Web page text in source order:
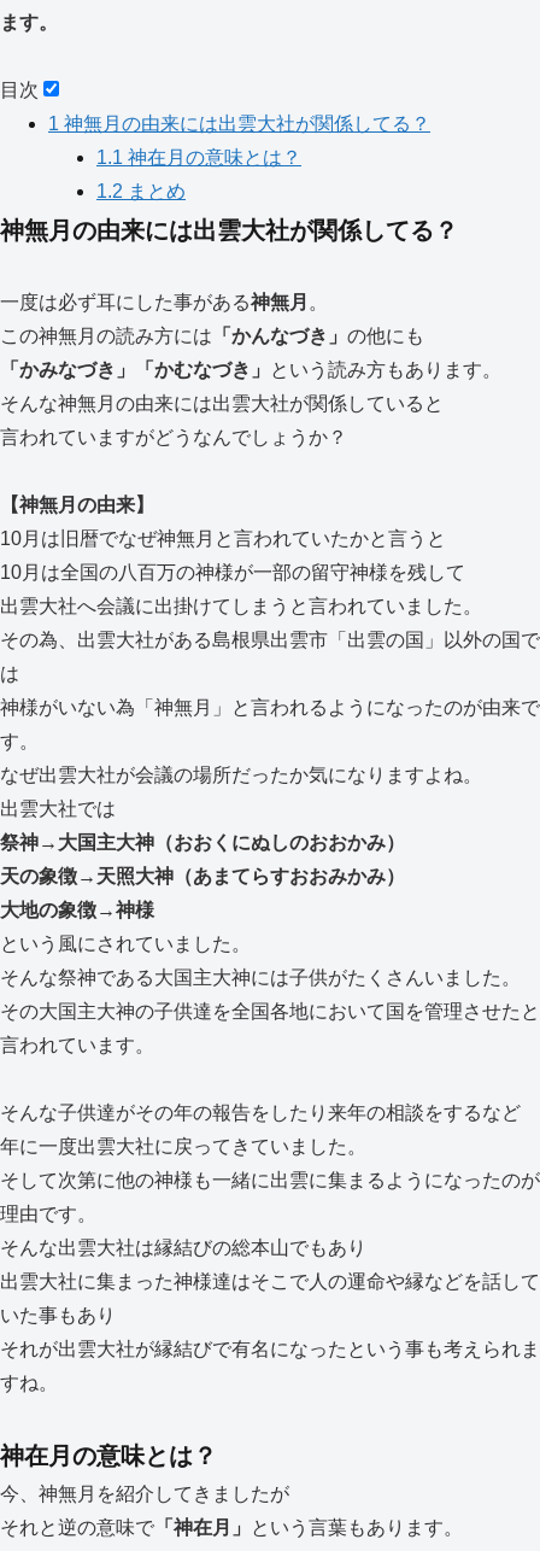
ます。
目次
1 神無月の由来には出雲大社が関係してる？
1.1 神在月の意味とは？
1.2 まとめ
神無月の由来には出雲大社が関係してる？
一度は必ず耳にした事がある神無月 。
この神無月の読み方には 「かんなづき」 の他にも
「かみなづき」「かむなづき」
という読み方もあります。
そんな神無月の由来には出雲大社が関係していると
言われていますがどうなんでしょうか？
【神無月の由来】
10月は旧暦でなぜ神無月と言われていたかと言うと
10月は全国の八百万の神様が一部の留守神様を残して
出雲大社へ会議に出掛けてしまうと言われていました。
その為、出雲大社がある島根県出雲市「出雲の国」以外の国で
は
神様がいない為「神無月」と言われるようになったのが由来で
す。
なぜ出雲大社が会議の場所だったか気になりますよね。
出雲大社では
祭神→大国主大神（おおくにぬしのおおかみ）
天の象徴→天照大神（あまてらすおおみかみ）
大地の象徴→神様
という風にされていました。
そんな祭神である大国主大神には子供がたくさんいました。
その大国主大神の子供達を全国各地において国を管理させたと
言われています。
そんな子供達がその年の報告をしたり来年の相談をするなど
年に一度出雲大社に戻ってきていました。
そして次第に他の神様も一緒に出雲に集まるようになったのが
理由です。
そんな出雲大社は縁結びの総本山でもあり
出雲大社に集まった神様達はそこで人の運命や縁などを話して
いた事もあり
それが出雲大社が縁結びで有名になったという事も考えられま
すね。
神在月の意味とは？
今、神無月を紹介してきましたが
それと逆の意味で 「神在月」 という言葉もあります。